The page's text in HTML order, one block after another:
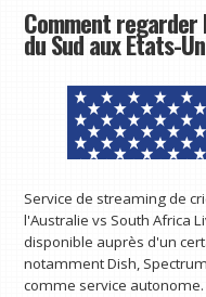
Comment
du Sud aux États-
Service de streaming de
l'Australie vs South Africa
disponible auprès d'un
notamment Dish,
comme service autonome.